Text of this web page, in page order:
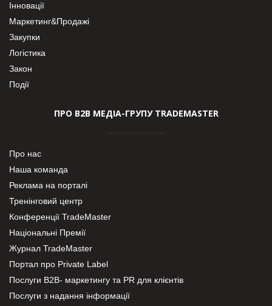
Інновації
Маркетинг&Продажі
Закупки
Логістика
Закон
Події
ПРО В2В МЕДІА-ГРУПУ TRADEMASTER
Про нас
Наша команда
Реклама на порталі
Тренінговий центр
Конференції TradeMaster
Національні Премії
Журнал TradeMaster
Портал про Private Label
Послуги В2В- маркетингу та PR для клієнтів
Послуги з надання інформації